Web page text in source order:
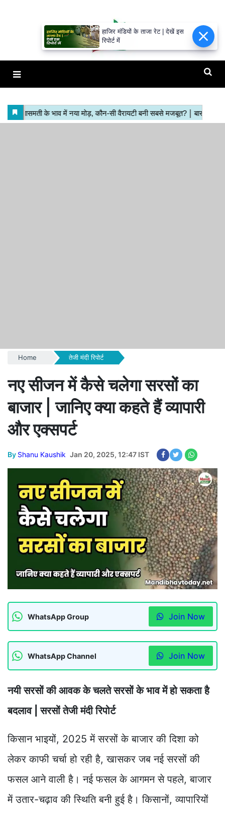
Home तेजी मंदी रिपोर्ट
नए सीजन में कैसे चलेगा सरसों का
बाजार | जानिए क्या कहते हैं व्यापारी
और एक्सपर्ट
By Shanu Kaushik Jan 20, 2025, 12:47 IST
WhatsApp Group Join Now
WhatsApp Channel Join Now
नयी सरसों की आवक के चलते सरसों के भाव में हो सकता है
बदलाव | सरसों तेजी मंदी रिपोर्ट
किसान भाइयों, 2025 में सरसों के बाजार की दिशा को
लेकर काफी चर्चा हो रही है, खासकर जब नई सरसों की
फसल आने वाली है। नई फसल के आगमन से पहले, बाजार
में उतार-चढ़ाव की स्थिति बनी हुई है। किसानों, व्यापारियों
हाजिर मंडियों के ताजा रेट | देखें इस
रिपोर्ट में